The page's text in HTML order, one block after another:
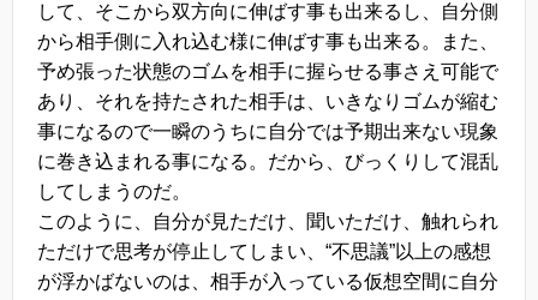
して、そこから双方向に伸ばす事も出来るし、自分側
から相手側に入れ込む様に伸ばす事も出来る。また、
予め張った状態のゴムを相手に握らせる事さえ可能で
あり、それを持たされた相手は、いきなりゴムが縮む
事になるので一瞬のうちに自分では予期出来ない現象
に巻き込まれる事になる。だから、びっくりして混乱
してしまうのだ。
このように、自分が見ただけ、聞いただけ、触れられ
ただけで思考が停止してしまい、“不思議”以上の感想
が浮かばないのは、相手が入っている仮想空間に自分